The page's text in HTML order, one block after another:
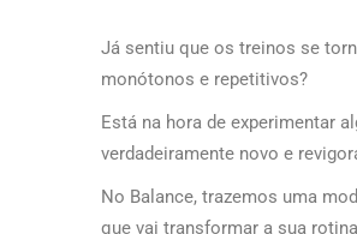
Já sentiu que os treinos se
monótonos e repetitivos?
Está na hora de experimentar
verdadeiramente novo e
No Balance, trazemos uma
que vai transformar a sua